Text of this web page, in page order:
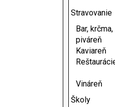
Stravovanie
Bar, krčma,
piváreň
Kaviareň
Vináreň
Školy